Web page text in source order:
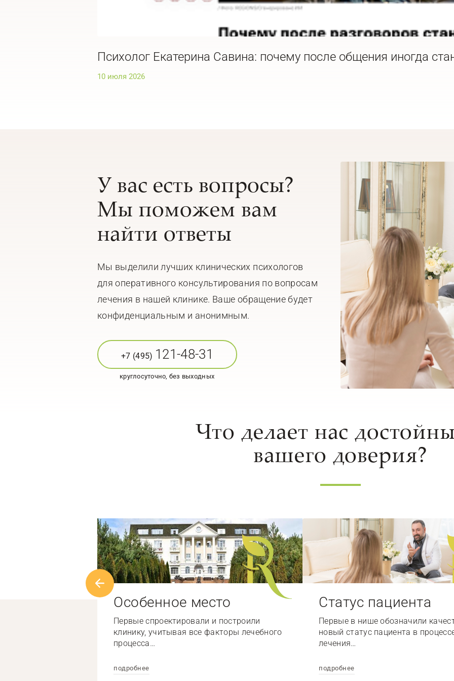
Психолог Екатерина Савина: почему после общения иногда
10 июля 2026
У вас есть вопросы?
Мы поможем вам
найти ответы
Мы выделили лучших клинических психологов
для оперативного консультирования по вопросам
лечения в нашей клинике. Ваше обращение будет
конфиденциальным и анонимным.
+7 (495) 121-48-31
круглосуточно, без выходных
Что делает нас
вашего доверия?
Особенное место
Первые спроектировали и построили
клинику, учитывая все факторы лечебного
процесса…
подробнее
Статус пациента
Первые в нише обозначили
новый статус пациента в
лечения…
подробнее